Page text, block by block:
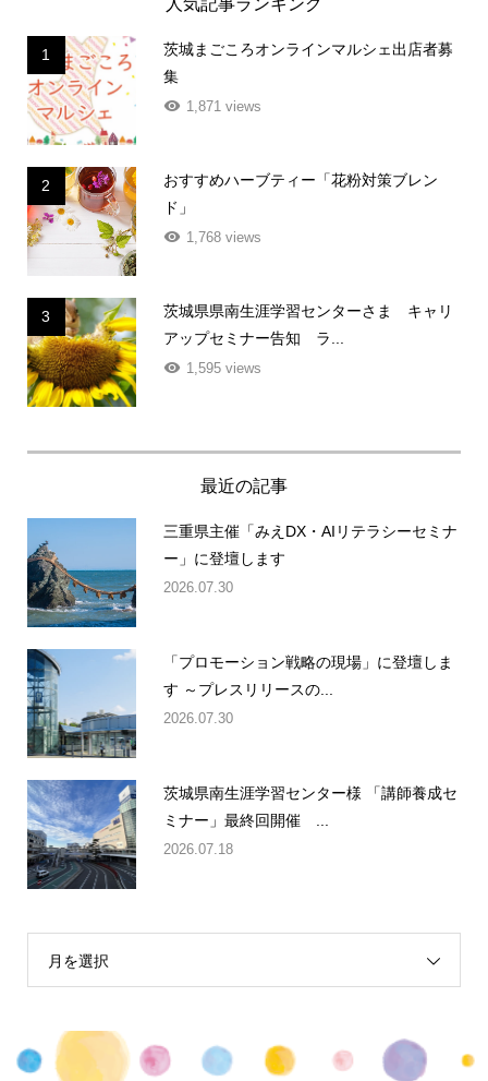
人気記事ランキング
1
茨城まごころオンラインマルシェ出店者募
集
1,871 views
2
おすすめハーブティー「花粉対策ブレン
ド」
1,768 views
3
茨城県県南生涯学習センターさま キャリ
アップセミナー告知 ラ...
1,595 views
最近の記事
三重県主催「みえDX・AIリテラシーセミナ
ー」に登壇します
2026.07.30
「プロモーション戦略の現場」に登壇しま
す ～プレスリリースの...
2026.07.30
茨城県南生涯学習センター様 「講師養成セ
ミナー」最終回開催 ...
2026.07.18
月を選択